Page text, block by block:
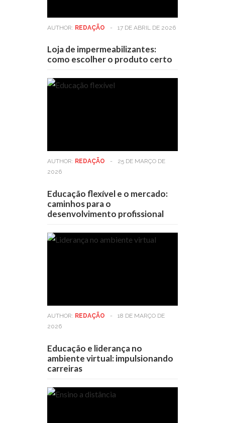
AUTHOR: REDAÇÃO - 17 DE ABRIL DE 2026
Loja de impermeabilizantes:
como escolher o produto certo
AUTHOR: REDAÇÃO -
25 DE MARÇO DE
2026
Educação flexível e o mercado:
caminhos para o
desenvolvimento profissional
AUTHOR: REDAÇÃO -
18 DE MARÇO DE
2026
Educação e liderança no
ambiente virtual: impulsionando
carreiras